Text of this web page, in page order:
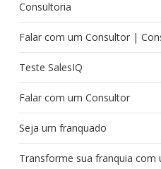
Consultoria
Falar com um Consultor |
Teste SalesIQ
Falar com um Consultor
Seja um franquado
Transforme sua franquia com